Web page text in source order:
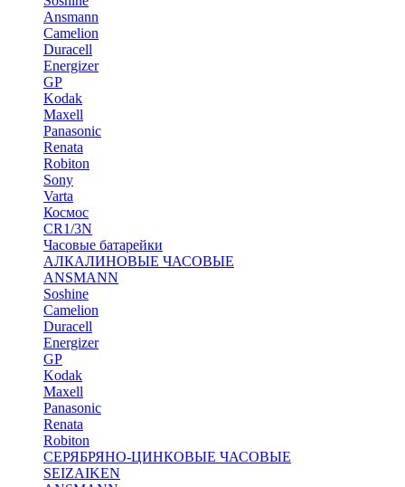
Ansmann
Camelion
Duracell
Energizer
GP
Kodak
Maxell
Panasonic
Renata
Robiton
Sony
Varta
Космос
CR1/3N
Часовые батарейки
АЛКАЛИНОВЫЕ ЧАСОВЫЕ
ANSMANN
Soshine
Camelion
Duracell
Energizer
GP
Kodak
Maxell
Panasonic
Renata
Robiton
СЕРЯБРЯНО-ЦИНКОВЫЕ ЧАСОВЫЕ
SEIZAIKEN